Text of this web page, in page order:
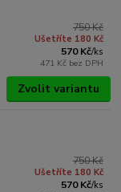
750 Kč
Ušetříte 180 Kč
570 Kč/ks
471 Kč bez DPH
Zvolit variantu
750 Kč
Ušetříte 180 Kč
570 Kč/ks